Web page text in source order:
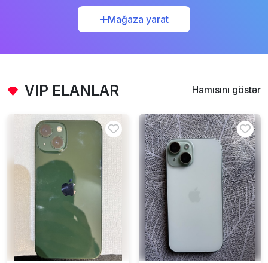
Mağaza yarat
VIP ELANLAR Hamısını göstər